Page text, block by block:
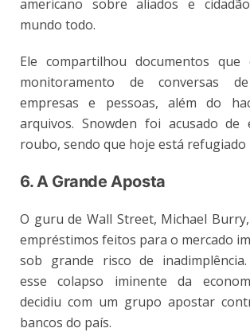
americano sobre aliados e
mundo todo.
Ele compartilhou documentos que
monitoramento de conversas
empresas e pessoas, além do
arquivos. Snowden foi acusado de
roubo, sendo que hoje está refugiado
6. A Grande Aposta
O guru de Wall Street, Michael
empréstimos feitos para o mercado
sob grande risco de
esse colapso iminente da
decidiu com um grupo apostar
bancos do país.